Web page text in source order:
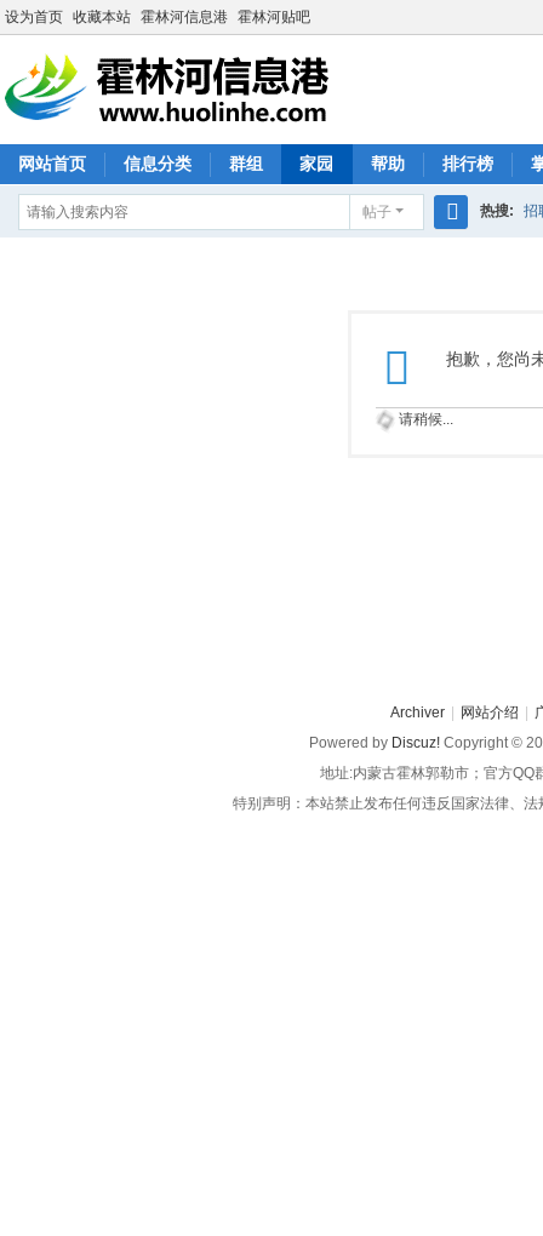
设为首页 收藏本站 霍林河信息港 霍林河贴吧
网站首页 信息分类 群组 家园 帮助 排行榜
帖子 热搜: 招
抱歉，您尚
请稍候...
Archiver 网站介绍
Powered by Discuz! Copyright ©
地址:内蒙古霍林郭勒市；官方QQ
特别声明：本站禁止发布任何违反国家法律、